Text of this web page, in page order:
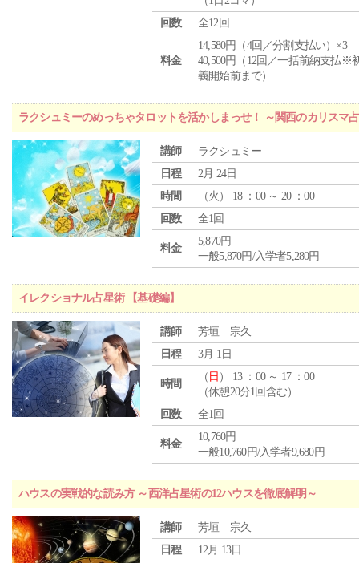
回数
全12回
料金
14,580円（4回／分割支払い）×3
40,500円（12回／一括前納支払※
義開始前まで）
ラクシュミーのめっちゃタロットを活かしまっせ！ ～関西のカリスマ
講師
ラクシュミー
日程
2月 24日
時間
（火 ） 18 ：00 ～ 20 ：00
回数
全1回
料金
5,870円
一般5,870円/入学者5,280円
イレクショナル占星術 【基礎編】
講師
芳垣 宗久
日程
3月 1日
時間
（ 日 ） 13 ：00 ～ 17 ：00
（休憩20分1回含む）
回数
全1回
料金
10,760円
一般10,760円/入学者9,680円
ハウスの実戦的な読み方 ～西洋占星術の12ハウスを徹底解明～
講師
芳垣 宗久
日程
12月 13日